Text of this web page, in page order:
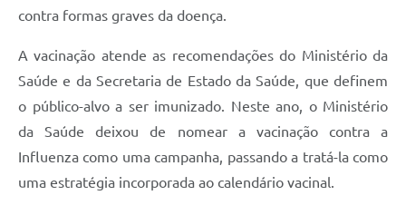
contra formas graves da doença.
A vacinação atende as recomendações do Ministério da
Saúde e da Secretaria de Estado da Saúde, que definem
o público-alvo a ser imunizado. Neste ano, o Ministério
da Saúde deixou de nomear a vacinação contra a
Influenza como uma campanha, passando a tratá-la como
uma estratégia incorporada ao calendário vacinal.